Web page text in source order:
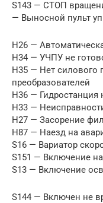
S143 — СТОП
— Выносной пульт
H26 —
H34 — УЧПУ не
H35 — Нет силового
преобразователей
H36 — Гидростанция
H33 —
H27 — Засорение
H87 — Наезд на
S16 — Вариатор
S151 — Включение
S13 — Включение
S144 — Включен не